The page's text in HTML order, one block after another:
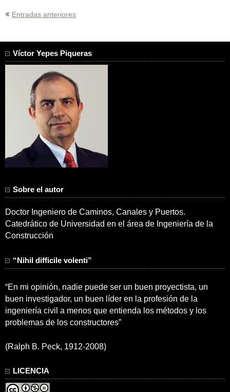
Navegación
Entradas anteriores
Víctor Yepes Piqueras
Sobre el autor
Doctor Ingeniero de Caminos, Canales y Puertos.
Catedrático de Universidad en el área de Ingeniería de la
Construcción
“Nihil difficile volenti”
“En mi opinión, nadie puede ser un buen proyectista, un
buen investigador, un buen líder en la profesión de la
ingeniería civil a menos que entienda los métodos y los
problemas de los constructores”
(Ralph B. Peck, 1912-2008)
LICENCIA